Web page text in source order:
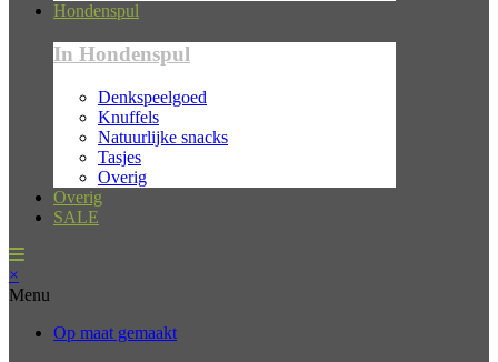
Hondenspul
In Hondenspul
Denkspeelgoed
Knuffels
Natuurlijke snacks
Tasjes
Overig
Overig
SALE
×
Menu
Op maat gemaakt